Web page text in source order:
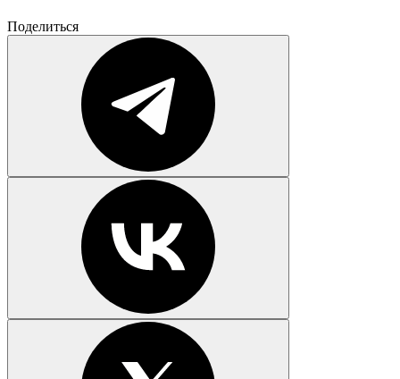
Поделиться